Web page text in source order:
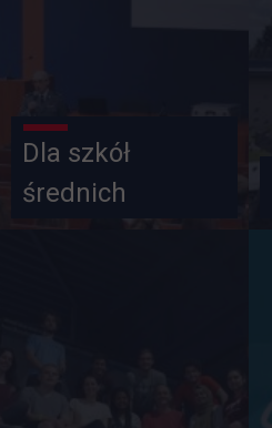
Dla szkół
średnich